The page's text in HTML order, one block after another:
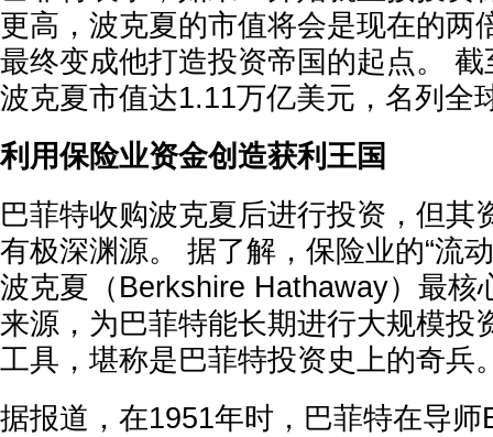
更高，波克夏的市值将会是现在的两
最终变成他打造投资帝国的起点。
波克夏市值达1.11万亿美元，名列全
利用保险业资金创造获利王国
巴菲特收购波克夏后进行投资，但其
有极深渊源。 据了解，保险业的“流
波克夏（Berkshire Hathaway）最核
来源，为巴菲特能长期进行大规模投
工具，堪称是巴菲特投资史上的奇兵
据报道，在1951年时，巴菲特在导